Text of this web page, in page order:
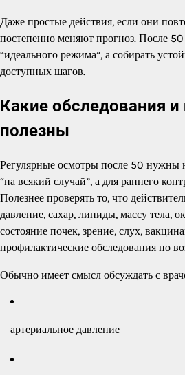
Даже простые действия, если они
постепенно меняют прогноз. После
“идеального режима”, а собирать
доступных шагов.
Какие обследования и
полезны
Регулярные осмотры после 50 нужны
“на всякий случай”, а для раннего
Полезнее проверять то, что
давление, сахар, липиды, массу тела,
состояние почек, зрение, слух,
профилактические обследования по
Обычно имеет смысл обсуждать с
артериальное давление